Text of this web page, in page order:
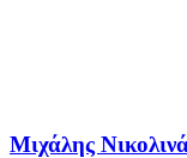
Μιχάλης